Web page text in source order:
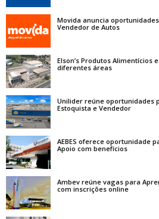
Movida anuncia
Vendedor de Autos
Elson’s Produtos Alimentícios
diferentes áreas
Unilider reúne oportunidades
Estoquista e Vendedor
AEBES oferece oportunidade
Apoio com benefícios
Ambev reúne vagas para
com inscrições online